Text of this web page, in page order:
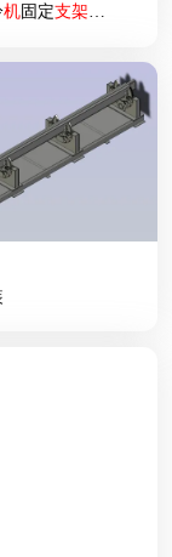
机固定支架组件